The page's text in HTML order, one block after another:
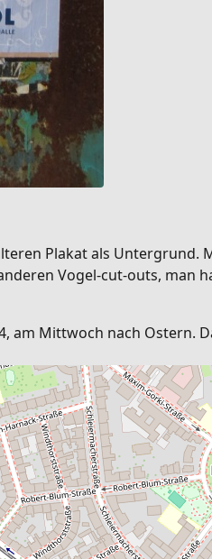
Plakat als Untergrund.
Vogel-cut-outs, man
am Mittwoch nach Ostern.